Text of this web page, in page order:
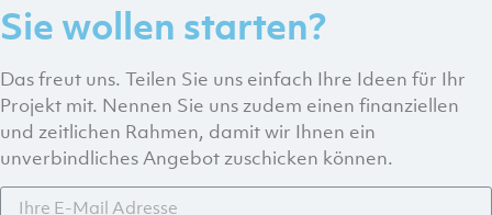
Sie wollen starten?
Das freut uns. Teilen Sie uns einfach Ihre Ideen für Ihr
Projekt mit. Nennen Sie uns zudem einen finanziellen
und zeitlichen Rahmen, damit wir Ihnen ein
unverbindliches Angebot zuschicken können.